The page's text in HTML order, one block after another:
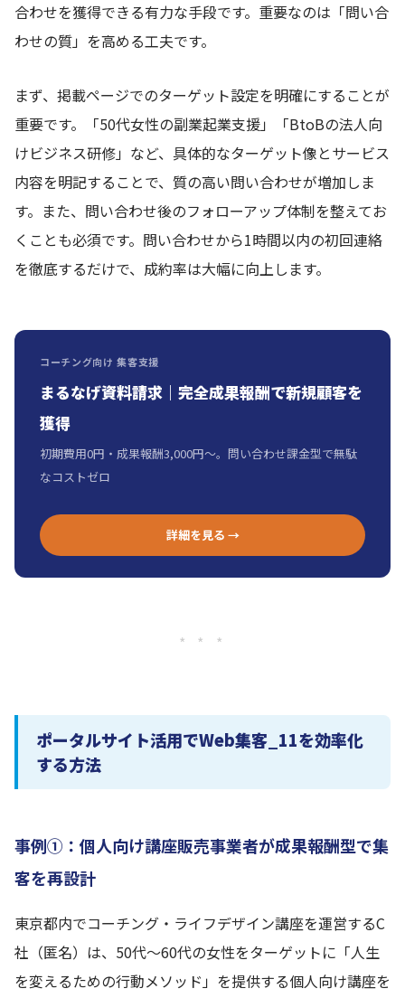
合わせを獲得できる有力な手段です。重要なのは「問い合
わせの質」を高める工夫です。
まず、掲載ページでのターゲット設定を明確にすることが
重要です。「50代女性の副業起業支援」「BtoBの法人向
けビジネス研修」など、具体的なターゲット像とサービス
内容を明記することで、質の高い問い合わせが増加しま
す。また、問い合わせ後のフォローアップ体制を整えてお
くことも必須です。問い合わせから1時間以内の初回連絡
を徹底するだけで、成約率は大幅に向上します。
コーチング向け 集客支援
まるなげ資料請求｜完全成果報酬で新規顧客を
獲得
初期費用0円・成果報酬3,000円〜。問い合わせ課金型で無駄
なコストゼロ
詳細を見る →
* * *
ポータルサイト活用でWeb集客_11を効率化
する方法
事例①：個人向け講座販売事業者が成果報酬型で集
客を再設計
東京都内でコーチング・ライフデザイン講座を運営するC
社（匿名）は、50代〜60代の女性をターゲットに「人生
を変えるための行動メソッド」を提供する個人向け講座を